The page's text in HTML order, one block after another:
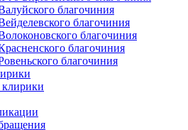
благочиния
благочиния
благочиния
благочиния
благочиния